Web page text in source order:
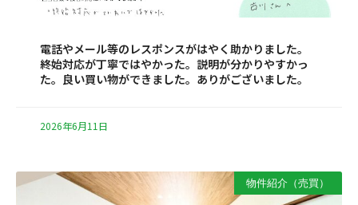
電話やメール等のレスポンスがはやく助かりました。
終始対応が丁寧ではやかった。説明が分かりやすかっ
た。良い買い物ができました。ありがございました。
2026年6月11日
物件紹介（売買）